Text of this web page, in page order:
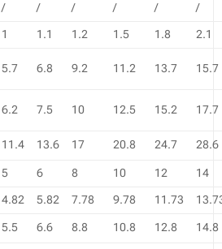
/ / / / /
/
1 1.1 1.2 1.5 1.8 2.1
5.7 6.8 9.2 11.2 13.7 15.7
6.2 7.5 10 12.5 15.2 17.7
11.4 13.6 17 20.8 24.7 28.6
5 6 8 10 12
14
4.82 5.82 7.78 9.78 11.73
5.5 6.6 8.8 10.8 12.8 14.8